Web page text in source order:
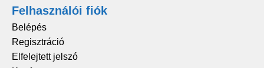
Felhasználói fiók
Belépés
Regisztráció
Elfelejtett jelszó